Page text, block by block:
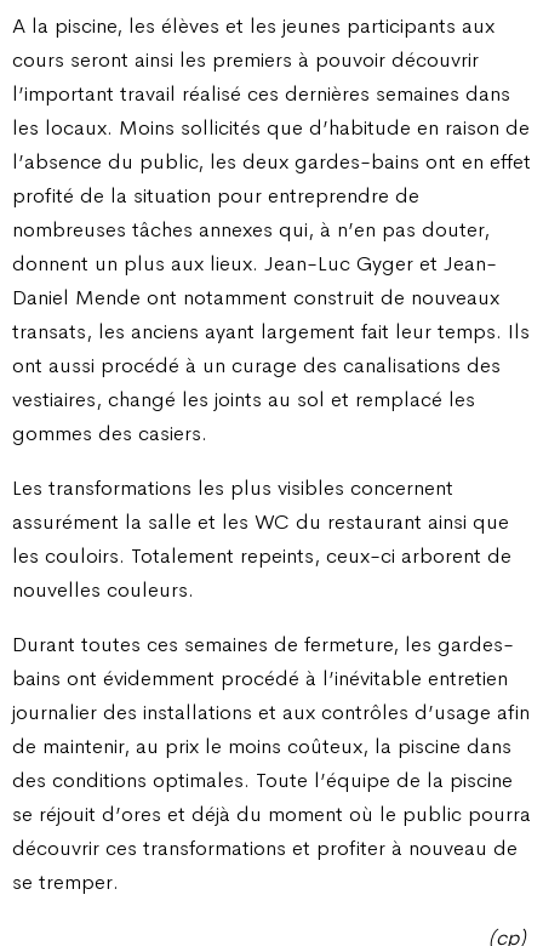
A la piscine, les élèves et les jeunes participants aux
cours seront ainsi les premiers à pouvoir découvrir
l’important travail réalisé ces dernières semaines dans
les locaux. Moins sollicités que d’habitude en raison de
l’absence du public, les deux gardes-bains ont en effet
profité de la situation pour entreprendre de
nombreuses tâches annexes qui, à n’en pas douter,
donnent un plus aux lieux. Jean-Luc Gyger et Jean-
Daniel Mende ont notamment construit de nouveaux
transats, les anciens ayant largement fait leur temps. Ils
ont aussi procédé à un curage des canalisations des
vestiaires, changé les joints au sol et remplacé les
gommes des casiers.
Les transformations les plus visibles concernent
assurément la salle et les WC du restaurant ainsi que
les couloirs. Totalement repeints, ceux-ci arborent de
nouvelles couleurs.
Durant toutes ces semaines de fermeture, les gardes-
bains ont évidemment procédé à l’inévitable entretien
journalier des installations et aux contrôles d’usage afin
de maintenir, au prix le moins coûteux, la piscine dans
des conditions optimales. Toute l’équipe de la piscine
se réjouit d’ores et déjà du moment où le public pourra
découvrir ces transformations et profiter à nouveau de
se tremper.
(cp)